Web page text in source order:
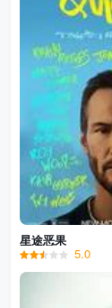
星途恶果
5.0